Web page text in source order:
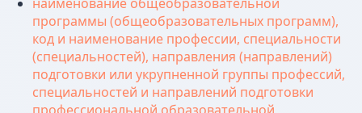
программы (общеобразовательных программ),
код и наименование профессии, специальности
(специальностей), направления (направлений)
подготовки или укрупненной группы профессий,
специальностей и направлений подготовки